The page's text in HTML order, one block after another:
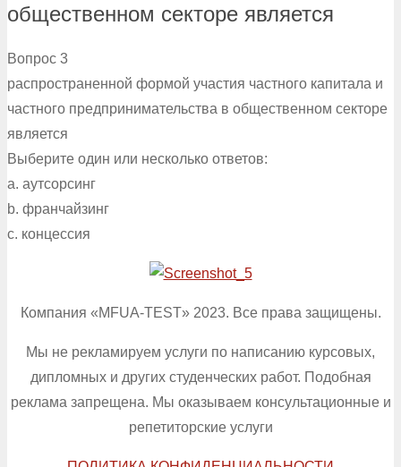
общественном секторе является
Вопрос 3
распространенной формой участия частного капитала и
частного предпринимательства в общественном секторе
является
Выберите один или несколько ответов:
a. аутсорсинг
b. франчайзинг
c. концессия
Компания «MFUA-TEST» 2023. Все права защищены.
Мы не рекламируем услуги по написанию курсовых,
дипломных и других студенческих работ. Подобная
реклама запрещена. Мы оказываем консультационные и
репетиторские услуги